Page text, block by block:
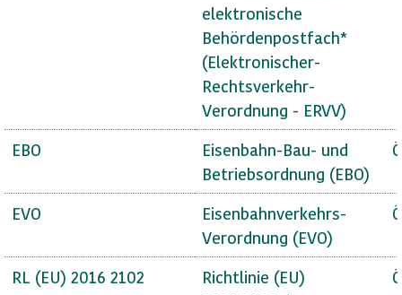
elektronische
Behördenpostfach*
(Elektronischer-
Rechtsverkehr-
Verordnung - ERVV)
EBO
Eisenbahn-Bau- und
Betriebsordnung (EBO)
EVO
Eisenbahnverkehrs-
Verordnung (EVO)
RL (EU) 2016 2102
Richtlinie (EU)